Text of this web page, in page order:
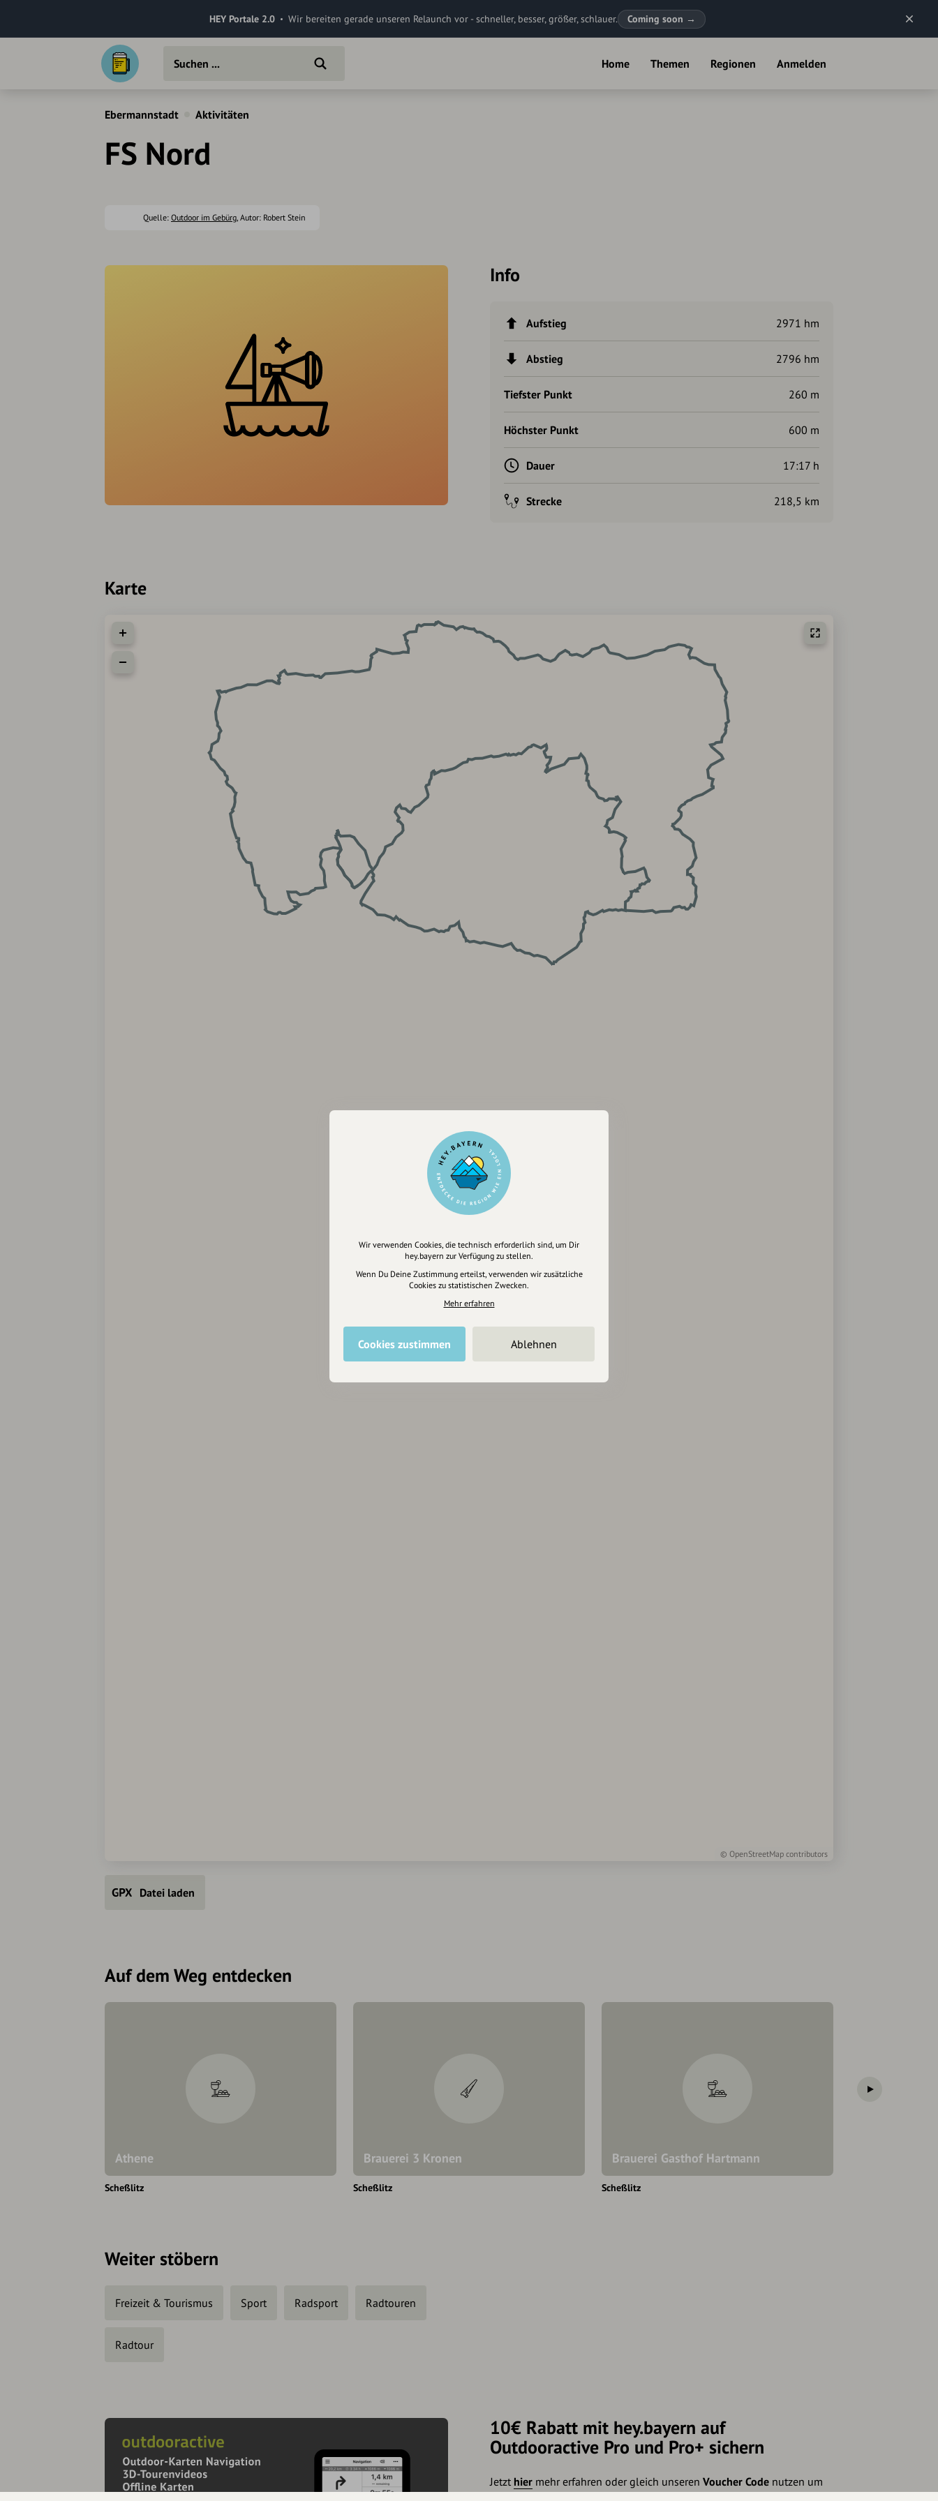
HEY Portale 2.0 Wir bereiten gerade unseren Relaunch vor - schneller, besser, größer, schlauer. Coming soon →
Home Themen Regionen Anmelden
Ebermannstadt Aktivitäten
FS Nord
Quelle: Outdoor im Gebürg, Autor: Robert Stein
Info
Aufstieg 2971 hm
Abstieg 2796 hm
Tiefster Punkt 260 m
Höchster Punkt 600 m
Dauer 17:17 h
Strecke 218,5 km
Karte
© OpenStreetMap contributors
Datei laden
Auf dem Weg entdecken
Athene
Scheßlitz
Brauerei 3 Kronen
Scheßlitz
Brauerei Gasthof Hartmann
Scheßlitz
Weiter stöbern
Freizeit & Tourismus Sport Radsport Radtouren
Radtour
10€ Rabatt mit hey.bayern auf
Outdooractive Pro und Pro+ sichern
Jetzt hier mehr erfahren oder gleich unseren Voucher Code nutzen um
10€ Rabatt zu erhalten (gültig bis 31.12.2021):
Wir verwenden Cookies, die technisch erforderlich sind, um Dir
hey.bayern zur Verfügung zu stellen.
Wenn Du Deine Zustimmung erteilst, verwenden wir zusätzliche
Cookies zu statistischen Zwecken.
Mehr erfahren
Cookies zustimmen Ablehnen